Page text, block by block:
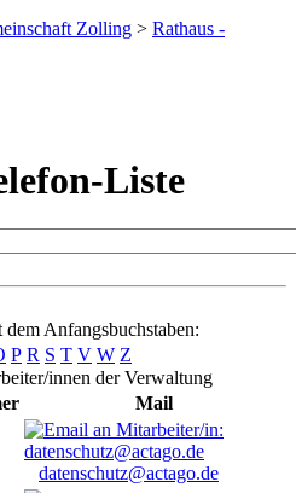
Zolling > Rathaus -
Liste
Anfangsbuchstaben:
P R S T V W Z
innen der Verwaltung
Mail
datenschutz@actago.de